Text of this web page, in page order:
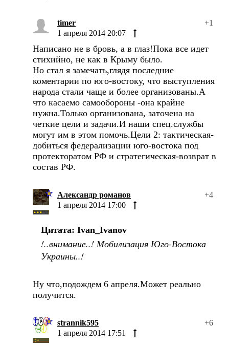
timer
+1
1 апреля 2014 20:07
Написано не в бровь, а в глаз!Пока все идет
стихийно, не как в Крыму было.
Но стал я замечать,глядя последние
коментарии по юго-востоку, что выступления
народа стали чаще и более организованы.А
что касаемо самообороны -она крайне
нужна.Только организована, заточена на
четкие цели и задачи.И наши спец.службы
могут им в этом помочь.Цели 2: тактическая-
добиться федерализации юго-востока под
протекторатом РФ и стратегическая-возврат в
состав РФ.
Александр романов
+4
1 апреля 2014 17:00
Цитата: Ivan_Ivanov
!..внимание..! Мобилизация Юго-Востока
Украины..!
Ну что,подождем 6 апреля.Может реально
получится.
strannik595
+6
1 апреля 2014 17:51